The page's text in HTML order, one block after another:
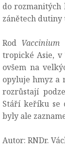
do
zánětech
Rod Vaccinium
tropické Asie,
ovšem na
opyluje hmyz a
rozrůstají
Stáří keříku se
byly ale
Autor: RNDr.